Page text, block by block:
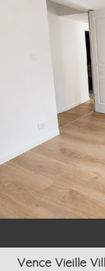
Vence Vieille